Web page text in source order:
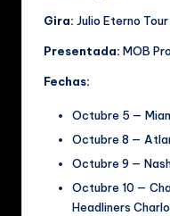
Gira: Julio Eterno Tour
Presentada: MOB
Fechas:
Octubre 5 —
Octubre 8 —
Octubre 9 —
Octubre 10 —
Headliners